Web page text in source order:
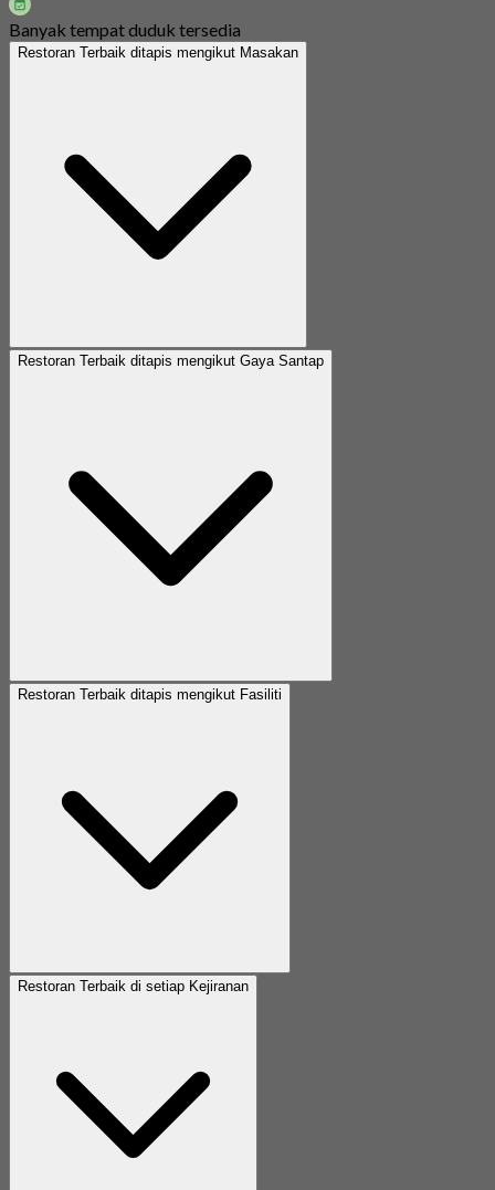
Banyak tempat duduk tersedia
Restoran Terbaik ditapis mengikut Masakan
Restoran Terbaik ditapis mengikut Gaya Santap
Restoran Terbaik ditapis mengikut Fasiliti
Restoran Terbaik di setiap Kejiranan